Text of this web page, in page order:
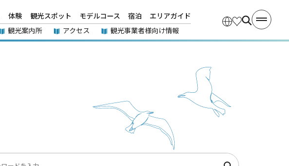
体験 観光スポット モデルコース 宿泊
エリアガイド
観光案内所 アクセス 観光事業者様向け情報